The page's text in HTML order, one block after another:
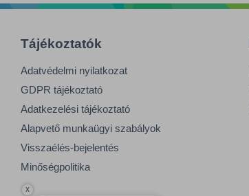
Tájékoztatók
Adatvédelmi nyilatkozat
GDPR tájékoztató
Adatkezelési tájékoztató
Alapvető munkaügyi szabályok
Visszaélés-bejelentés
Minőségpolitika
x